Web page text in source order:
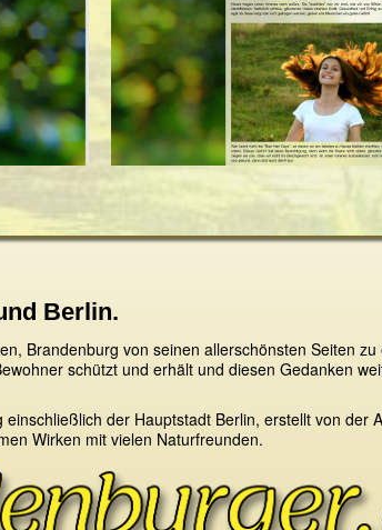
Berlin.
Brandenburg von seinen allerschönsten Seiten
schützt und erhält und diesen Gedanken
der Hauptstadt Berlin, erstellt von der
Wirken mit vielen Naturfreunden.